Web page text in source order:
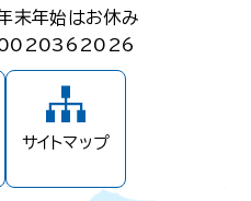
末年始はお休み
サイトマップ